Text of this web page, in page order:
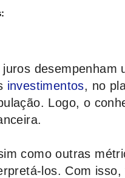
juros desempenham
investimentos, no
Logo, o
como outras
los. Com